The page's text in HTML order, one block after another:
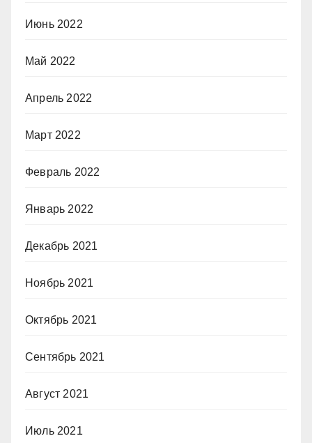
Июнь 2022
Май 2022
Апрель 2022
Март 2022
Февраль 2022
Январь 2022
Декабрь 2021
Ноябрь 2021
Октябрь 2021
Сентябрь 2021
Август 2021
Июль 2021